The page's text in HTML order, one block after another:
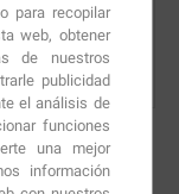
para recopilar
web, obtener
de nuestros
publicidad
el análisis de
funciones
una mejor
información